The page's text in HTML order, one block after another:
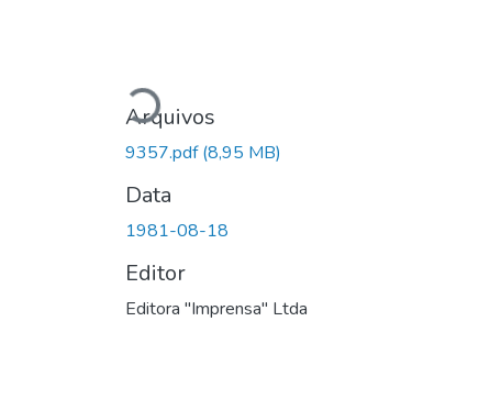
Carregando...
Arquivos
9357.pdf(8,95 MB)
Data
1981-08-18
Editor
Editora "Imprensa" Ltda